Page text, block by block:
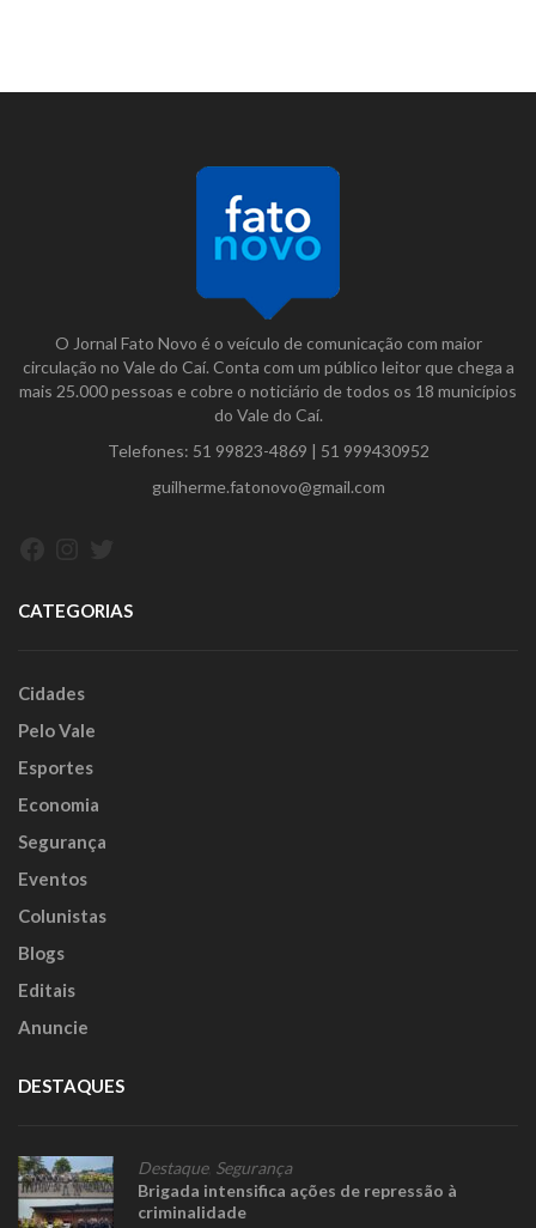
O Jornal Fato Novo é o veículo de comunicação com maior
circulação no Vale do Caí. Conta com um público leitor que chega a
mais 25.000 pessoas e cobre o noticiário de todos os 18 municípios
do Vale do Caí.
Telefones: 51 99823-4869 | 51 999430952
guilherme.fatonovo@gmail.com
CATEGORIAS
Cidades
Pelo Vale
Esportes
Economia
Segurança
Eventos
Colunistas
Blogs
Editais
Anuncie
DESTAQUES
Destaque, Segurança
Brigada intensifica ações de repressão à
criminalidade